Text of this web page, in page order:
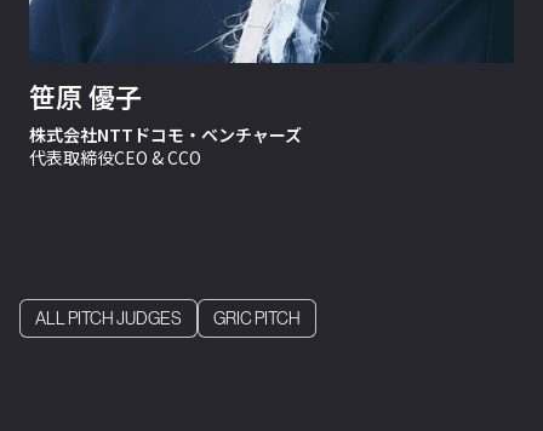
笹原 優子
株式会社NTTドコモ・ベンチャーズ
代表取締役CEO & CCO
ALL PITCH JUDGES GRIC PITCH